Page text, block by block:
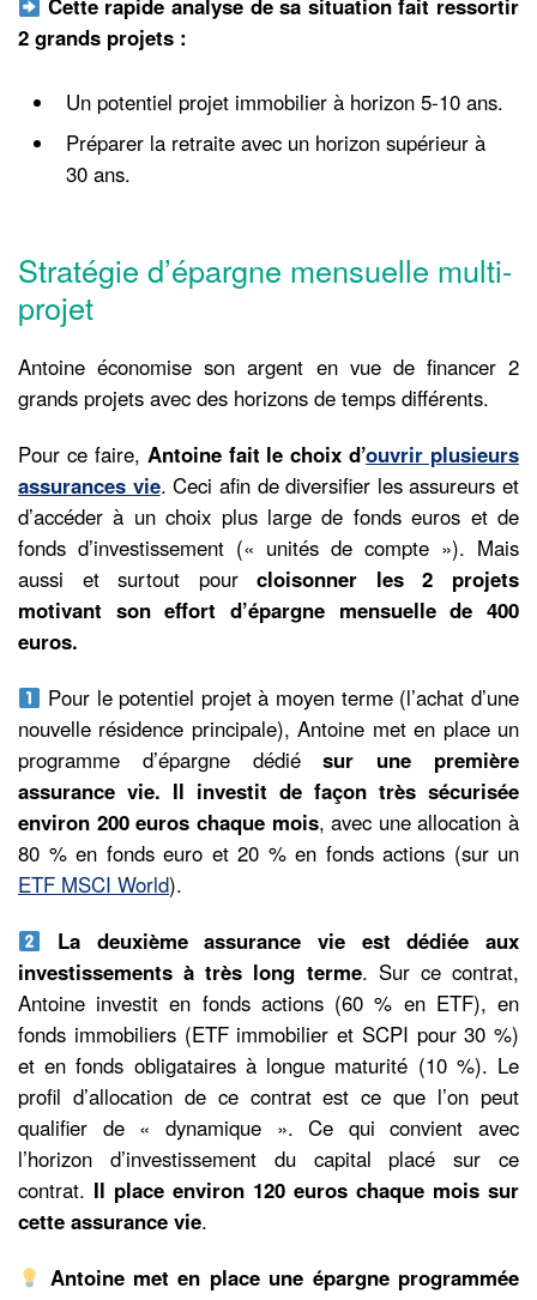
Cette rapide analyse de sa situation fait ressortir
2 grands projets :
Un potentiel projet immobilier à horizon 5-10 ans.
Préparer la retraite avec un horizon supérieur à
30 ans.
Stratégie d’épargne mensuelle multi-
projet
Antoine économise son argent en vue de financer 2
grands projets avec des horizons de temps différents.
Pour ce faire, Antoine fait le choix d’ouvrir plusieurs
assurances vie. Ceci afin de diversifier les assureurs et
d’accéder à un choix plus large de fonds euros et de
fonds d’investissement (« unités de compte »). Mais
aussi et surtout pourcloisonner les 2 projets
motivant son effort d’épargne mensuelle de 400
euros.
Pour le potentiel projet à moyen terme (l’achat d’une
nouvelle résidence principale), Antoine met en place un
programme d’épargne dédiésur une première
assurance vie. Il investit de façon très sécurisée
environ 200 euros chaque mois, avec une allocation à
80 % en fonds euro et 20 % en fonds actions (sur un
ETF MSCI World).
La deuxième assurance vie est dédiée aux
investissements à très long terme. Sur ce contrat,
Antoine investit en fonds actions (60 % en ETF), en
fonds immobiliers (ETF immobilier et SCPI pour 30 %)
et en fonds obligataires à longue maturité (10 %). Le
profil d’allocation de ce contrat est ce que l’on peut
qualifier de « dynamique ». Ce qui convient avec
l’horizon d’investissement du capital placé sur ce
contrat. Il place environ 120 euros chaque mois sur
cette assurance vie.
Antoine met en place une épargne programmée